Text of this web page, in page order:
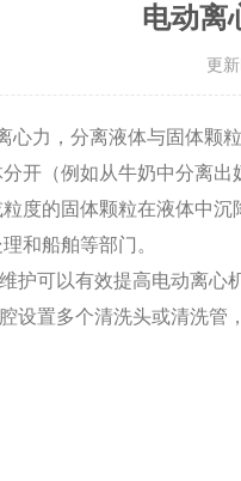
电动离
更
心力，分离液体与固体颗
开（例如从牛奶中分离
度的固体颗粒在液体中
和船舶等部门。
护可以有效提高电动离心
置多个清洗头或清洗管